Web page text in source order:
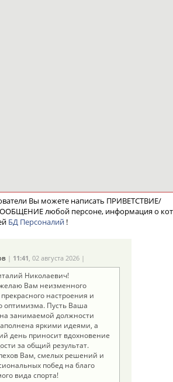
Вы можете написать ПРИВЕТСТВИЕ/
любой персоне, информация о
БД Персоналий!
| 11:41, 02 августа 2026 |
Николаевич!
Вам неизменного
настроения и
оптимизма. Пусть Ваша
занимаемой должности
яркими идеями, а
день приносит вдохновение
за общий результат.
Вам, смелых решений и
побед на благо
вида спорта!